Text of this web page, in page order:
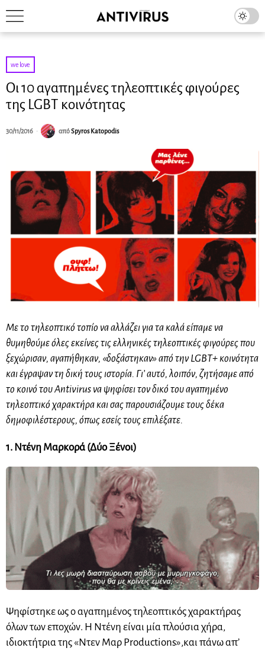
we love
Οι 10 αγαπημένες τηλεοπτικές φιγούρες
της LGBT κοινότητας
30/11/2016 απόSpyros Katopodis
Με το τηλεοπτικό τοπίο να αλλάζει για τα καλά είπαμε να
θυμηθούμε όλες εκείνες τις ελληνικές τηλεοπτικές φιγούρες που
ξεχώρισαν, αγαπήθηκαν, «δοξάστηκαν» από την LGBT+ κοινότητα
και έγραψαν τη δική τους ιστορία. Γι’ αυτό, λοιπόν, ζητήσαμε από
το κοινό του Antivirus να ψηφίσει τον δικό του αγαπημένο
τηλεοπτικό χαρακτήρα και σας παρουσιάζουμε τους δέκα
δημοφιλέστερους, όπως εσείς τους επιλέξατε.
1. Ντένη Μαρκορά (Δύο Ξένοι)
Ψηφίστηκε ως ο αγαπημένος τηλεοπτικός χαρακτήρας
όλων των εποχών. Η Ντένη είναι μία πλούσια χήρα,
ιδιοκτήτρια της «Ντεν Μαρ Productions»,και πάνω απ’